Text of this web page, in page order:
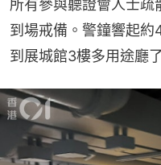
所有參與聽證會人士疏
到場戒備。警鐘響起
到展城館3樓多用途廳